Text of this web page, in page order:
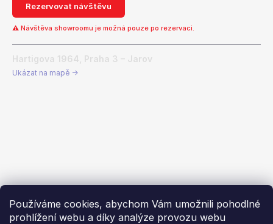
Používáme cookies, abychom Vám umožnili pohodlné
prohlížení webu a díky analýze provozu webu
Rezervovat návštěvu
⚠ Návštěva showroomu je možná pouze po rezervaci.
Hartigova 1964, Praha 3 – Jarov
Ukázat na mapě →